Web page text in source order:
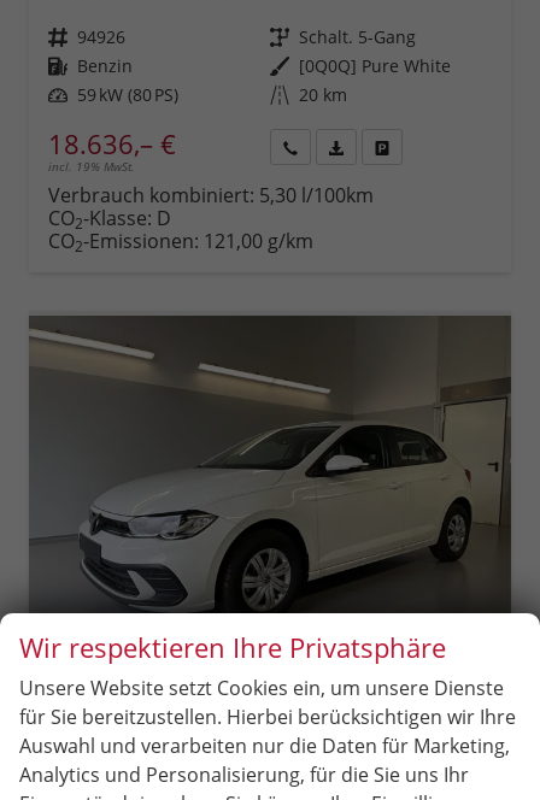
Fahrzeugnr. 94926 Getriebe Schalt. 5-Gang
Kraftstoff Benzin Außenfarbe [0Q0Q] Pure White
Leistung 59 kW (80 PS) Kilometerstand 20 km
18.636,– €
incl. 19% MwSt.
anfordern
Datei,
Verbrauch kombiniert: 5,30 l/100km
CO2-Klasse: D
CO2-Emissionen: 121,00 g/km
Volkswagen Polo
1.0 MPI Sitzheizung+AppConnect+PDC+LED+Touch+Lichtsensor+MultiLenkrad
Wir respektieren Ihre Privatsphäre
Unsere Website setzt Cookies ein, um unsere Dienste
für Sie bereitzustellen. Hierbei berücksichtigen wir Ihre
Auswahl und verarbeiten nur die Daten für Marketing,
Analytics und Personalisierung, für die Sie uns Ihr